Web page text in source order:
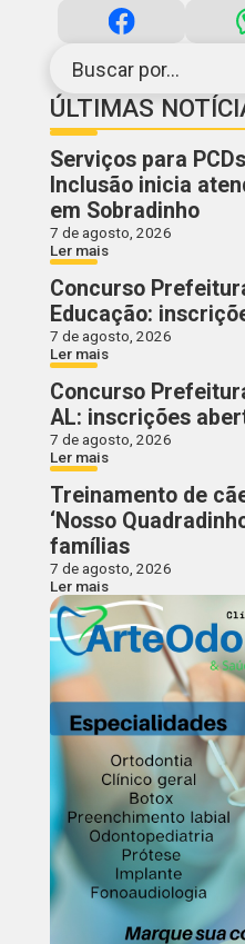
Buscar por...
ÚLTIMAS
Serviços para
Inclusão inicia
em Sobradinho
7 de agosto, 2026
Ler mais
Concurso
Educação:
7 de agosto, 2026
Ler mais
Concurso
AL: inscrições
7 de agosto, 2026
Ler mais
Treinamento de
‘Nosso
famílias
7 de agosto, 2026
Ler mais